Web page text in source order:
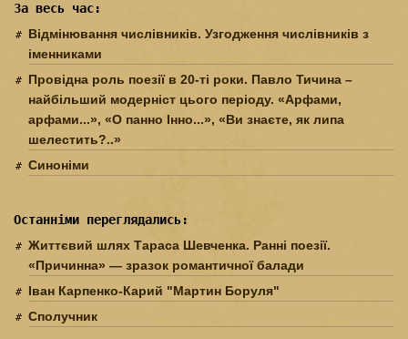
За весь час:
Відмінювання числівників. Узгодження числівників з
іменниками
Провідна роль поезії в 20-ті роки. Павло Тичина –
найбільший модерніст цього періоду. «Арфами,
арфами...», «О панно Інно...», «Ви знаєте, як липа
шелестить?..»
Синоніми
Останніми переглядались:
Життєвий шлях Тараса Шевченка. Ранні поезії.
«Причинна» — зразок романтич­ної балади
Іван Карпенко-Карий "Мартин Боруля"
Сполучник